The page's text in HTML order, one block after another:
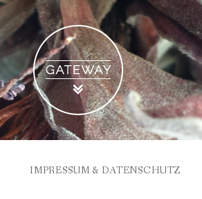
IMPRESSUM & DATENSCHUTZ